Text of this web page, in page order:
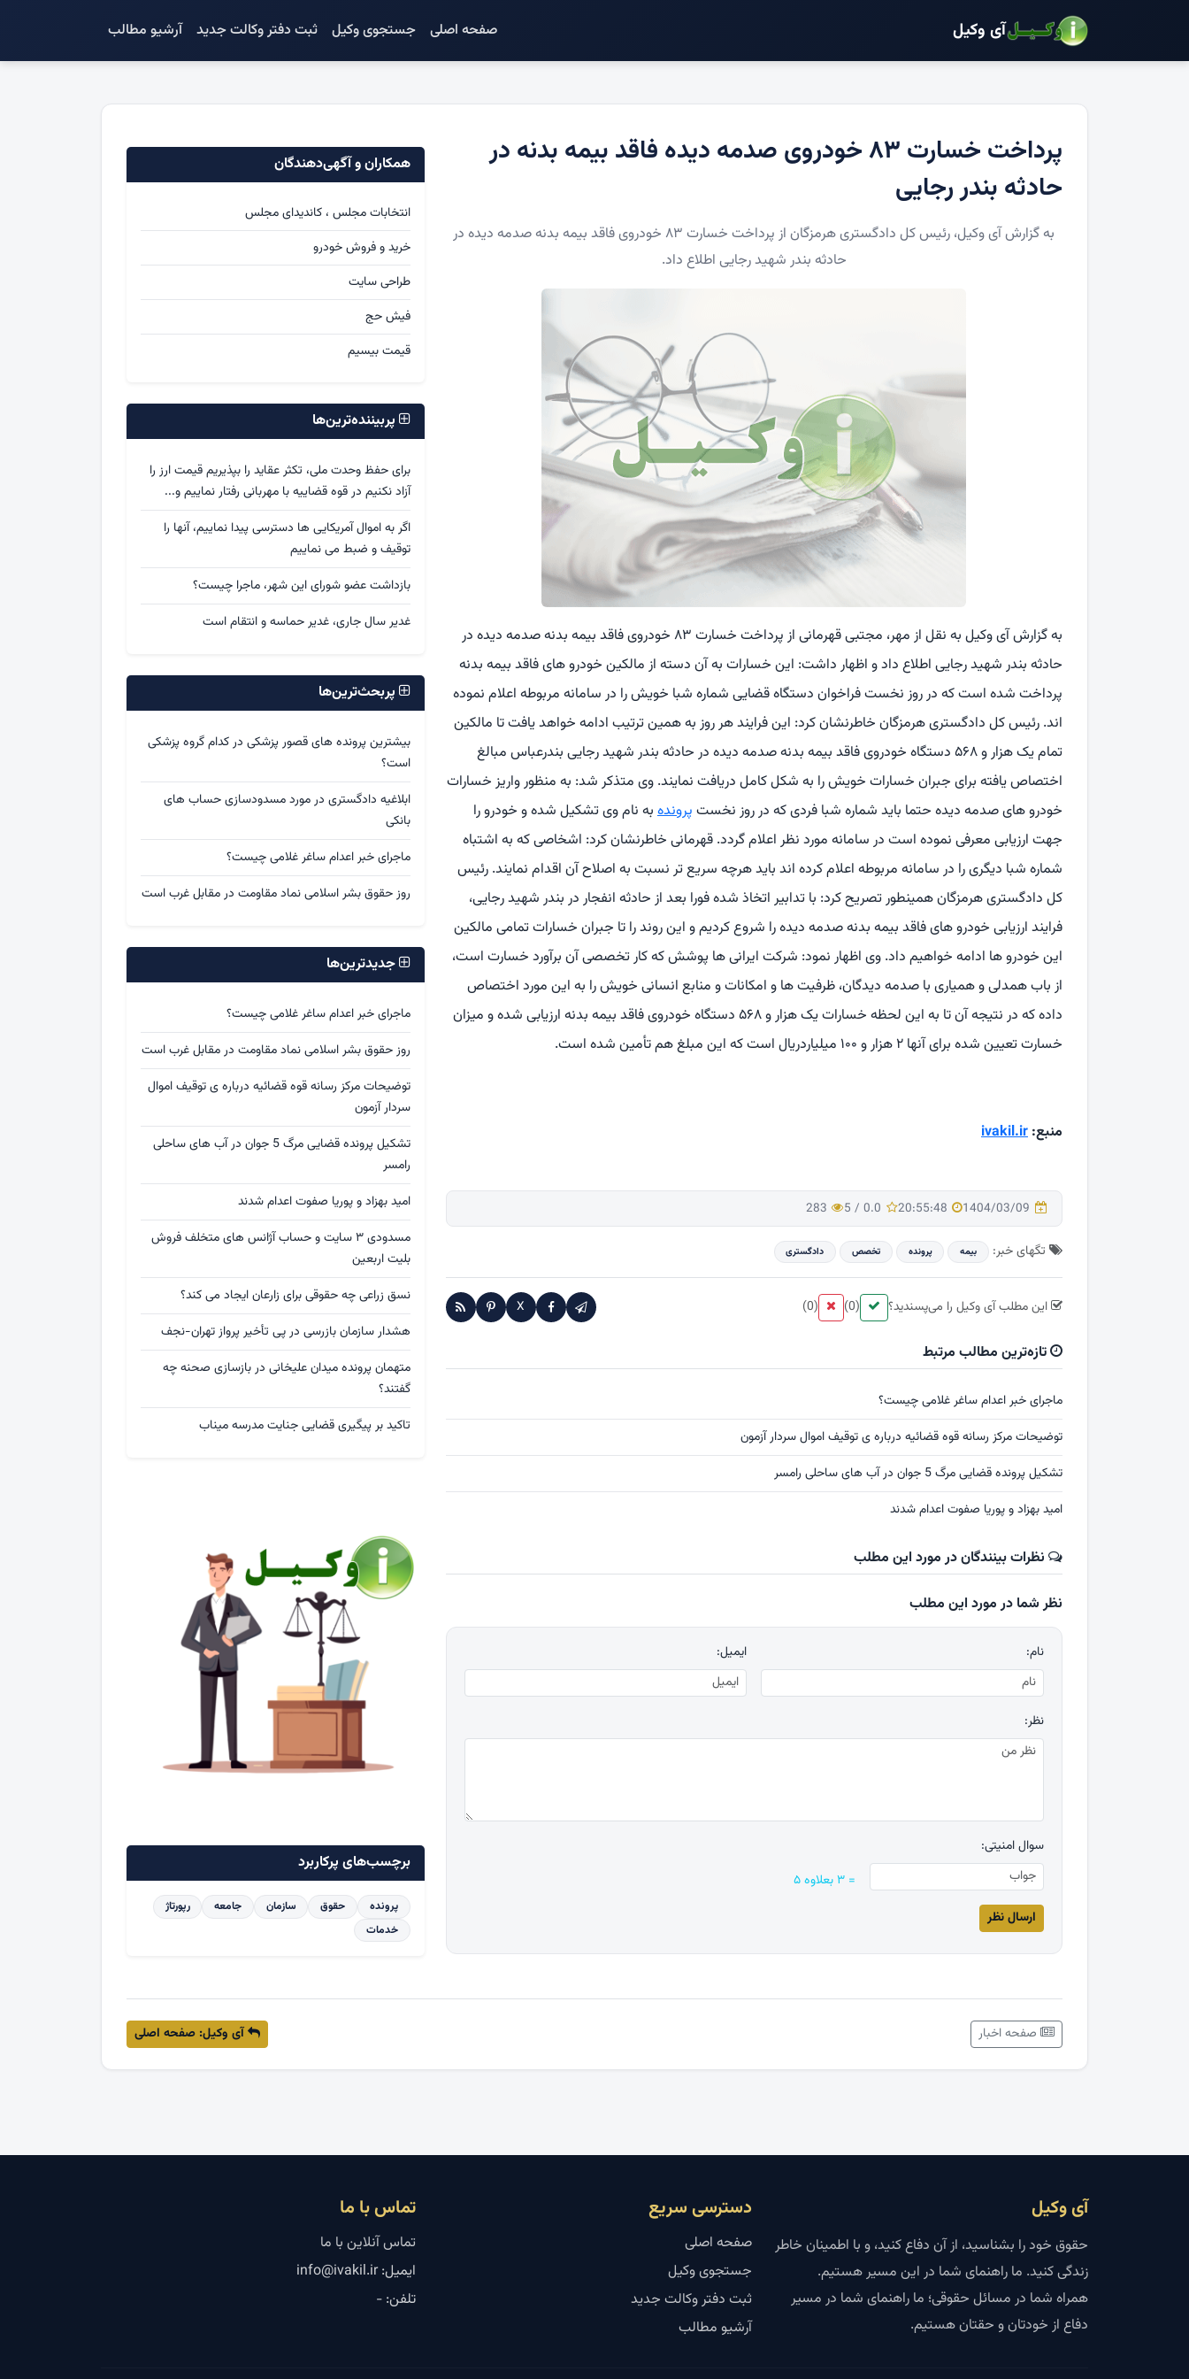
آی وکیل صفحه اصلی جستجوی وکیل ثبت دفتر وکالت جدید آرشیو مطالب
پرداخت خسارت ۸۳ خودروی صدمه دیده فاقد بیمه بدنه در
حادثه بندر رجایی
به گزارش آی وکیل، رئیس کل دادگستری هرمزگان از پرداخت خسارت ۸۳ خودروی فاقد بیمه بدنه صدمه دیده در
حادثه بندر شهید رجایی اطلاع داد.
به گزارش آی وکیل به نقل از مهر، مجتبی قهرمانی از پرداخت خسارت ۸۳ خودروی فاقد بیمه بدنه صدمه دیده در
حادثه بندر شهید رجایی اطلاع داد و اظهار داشت: این خسارات به آن دسته از مالکین خودرو های فاقد بیمه بدنه
پرداخت شده است که در روز نخست فراخوان دستگاه قضایی شماره شبا خویش را در سامانه مربوطه اعلام نموده
اند. رئیس کل دادگستری هرمزگان خاطرنشان کرد: این فرایند هر روز به همین ترتیب ادامه خواهد یافت تا مالکین
تمام یک هزار و ۵۶۸ دستگاه خودروی فاقد بیمه بدنه صدمه دیده در حادثه بندر شهید رجایی بندرعباس مبالغ
اختصاص یافته برای جبران خسارات خویش را به شکل کامل دریافت نمایند. وی متذکر شد: به منظور واریز خسارات
خودرو های صدمه دیده حتما باید شماره شبا فردی که در روز نخست پرونده به نام وی تشکیل شده و خودرو را
جهت ارزیابی معرفی نموده است در سامانه مورد نظر اعلام گردد. قهرمانی خاطرنشان کرد: اشخاصی که به اشتباه
شماره شبا دیگری را در سامانه مربوطه اعلام کرده اند باید هرچه سریع تر نسبت به اصلاح آن اقدام نمایند. رئیس
کل دادگستری هرمزگان همینطور تصریح کرد: با تدابیر اتخاذ شده فورا بعد از حادثه انفجار در بندر شهید رجایی،
فرایند ارزیابی خودرو های فاقد بیمه بدنه صدمه دیده را شروع کردیم و این روند را تا جبران خسارات تمامی مالکین
این خودرو ها ادامه خواهیم داد. وی اظهار نمود: شرکت ایرانی ها پوشش که کار تخصصی آن برآورد خسارت است،
از باب همدلی و همیاری با صدمه دیدگان، ظرفیت ها و امکانات و منابع انسانی خویش را به این مورد اختصاص
داده که در نتیجه آن تا به این لحظه خسارات یک هزار و ۵۶۸ دستگاه خودروی فاقد بیمه بدنه ارزیابی شده و میزان
خسارت تعیین شده برای آنها ۲ هزار و ۱۰۰ میلیاردریال است که این مبلغ هم تأمین شده است.
منبع: ivakil.ir
1404/03/09
20:55:48
0.0
/
5
283
تگهای خبر: بیمه پرونده تخصص دادگستری
این مطلب آی وکیل را می‌پسندید؟ (0)
(0)
X
تازه‌ترین مطالب مرتبط
ماجرای خبر اعدام ساغر غلامی چیست؟
توضیحات مرکز رسانه قوه قضائیه درباره ی توقیف اموال سردار آزمون
تشکیل پرونده قضایی مرگ 5 جوان در آب های ساحلی رامسر
امید بهزاد و پوریا صفوت اعدام شدند
نظرات بینندگان در مورد این مطلب
نظر شما در مورد این مطلب
نام: ایمیل:
نظر:
سوال امنیتی:
= ۳ بعلاوه ۵
همکاران و آگهی‌دهندگان
انتخابات مجلس ، کاندیدای مجلس
خرید و فروش خودرو
طراحی سایت
فیش حج
قیمت بیسیم
پربیننده‌ترین‌ها
برای حفظ وحدت ملی، تکثر عقاید را بپذیریم قیمت ارز را
آزاد نکنیم در قوه قضاییه با مهربانی رفتار نماییم و...
اگر به اموال آمریکایی ها دسترسی پیدا نماییم، آنها را
توقیف و ضبط می نماییم
بازداشت عضو شورای این شهر، ماجرا چیست؟
غدیر سال جاری، غدیر حماسه و انتقام است
پربحث‌ترین‌ها
بیشترین پرونده های قصور پزشکی در کدام گروه پزشکی
است؟
ابلاغیه دادگستری در مورد مسدودسازی حساب های
بانکی
ماجرای خبر اعدام ساغر غلامی چیست؟
روز حقوق بشر اسلامی نماد مقاومت در مقابل غرب است
جدیدترین‌ها
ماجرای خبر اعدام ساغر غلامی چیست؟
روز حقوق بشر اسلامی نماد مقاومت در مقابل غرب است
توضیحات مرکز رسانه قوه قضائیه درباره ی توقیف اموال
سردار آزمون
تشکیل پرونده قضایی مرگ 5 جوان در آب های ساحلی
رامسر
امید بهزاد و پوریا صفوت اعدام شدند
مسدودی ۳ سایت و حساب آژانس های متخلف فروش
بلیت اربعین
نسق زراعی چه حقوقی برای زارعان ایجاد می کند؟
هشدار سازمان بازرسی در پی تأخیر پرواز تهران-نجف
متهمان پرونده میدان علیخانی در بازسازی صحنه چه
گفتند؟
تاکید بر پیگیری قضایی جنایت مدرسه میناب
برچسب‌های پرکاربرد
پرونده حقوق سازمان جامعه
رپورتاژ
خدمات
صفحه اخبار آی وکیل: صفحه اصلی
آی وکیل
حقوق خود را بشناسید، از آن دفاع کنید، و با اطمینان خاطر
زندگی کنید. ما راهنمای شما در این مسیر هستیم.
همراه شما در مسائل حقوقی؛ ما راهنمای شما در مسیر
دفاع از خودتان و حقتان هستیم.
دسترسی سریع
صفحه اصلی
جستجوی وکیل
ثبت دفتر وکالت جدید
آرشیو مطالب
تماس با ما
تماس آنلاین با ما
ایمیل: info@ivakil.ir
تلفن: -